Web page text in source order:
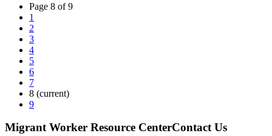
Page 8 of 9
1
2
3
4
5
6
7
8 (current)
9
Migrant Worker Resource CenterContact Us